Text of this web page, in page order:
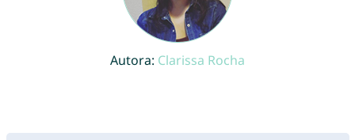
Autora: Clarissa Rocha